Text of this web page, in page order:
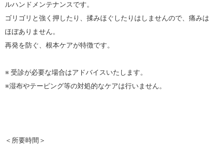
ルハンドメンテナンスです。
ゴリゴリと強く押したり、揉みほぐしたりはしませんので、痛みは
ほぼありません。
再発を防ぐ、根本ケアが特徴です。
※ 受診が必要な場合はアドバイスいたします。
※湿布やテーピング等の対処的なケアは行いません。
＜所要時間＞